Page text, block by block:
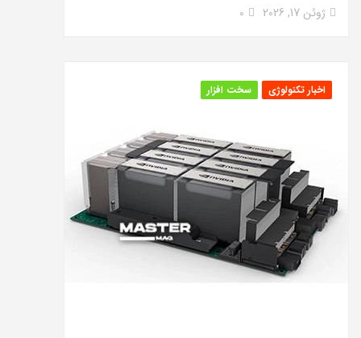
ژوئن 17, 2026 0
اخبار تکنولوژی سخت افزار